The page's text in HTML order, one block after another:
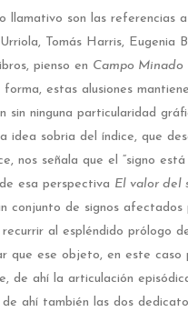
llamativo son las referencias
Tomás Harris, Eugenia
pienso en Campo Minado
forma, estas alusiones
sin ninguna particularidad
idea sobria del índice, que
nos señala que el “signo
esa perspectiva El valor del
conjunto de signos
al espléndido prólogo
que ese objeto, en este
de ahí la articulación
de ahí también las dos